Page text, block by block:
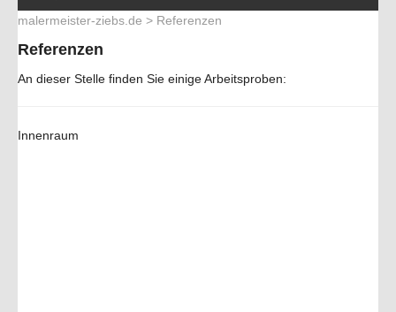
malermeister-ziebs.de > Referenzen
Referenzen
An dieser Stelle finden Sie einige Arbeitsproben:
Innenraum